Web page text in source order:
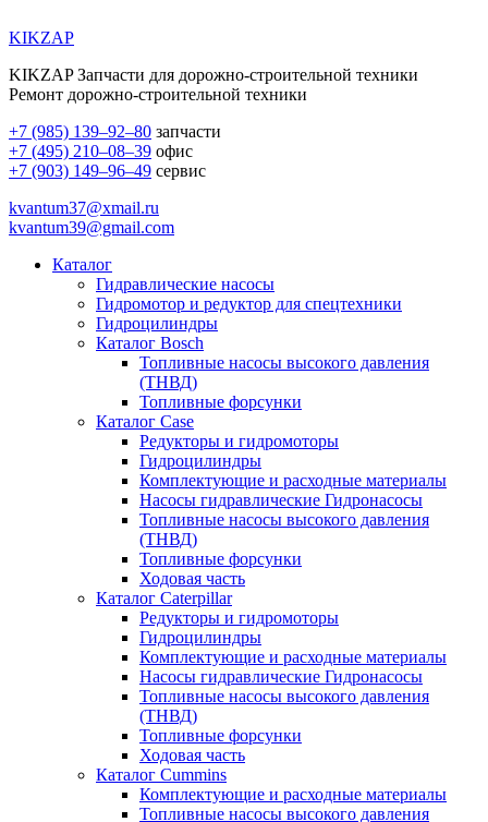
KIKZAP
KIKZAP Запчасти для дорожно-строительной техники
Ремонт дорожно-строительной техники
+7 (985) 139–92–80 запчасти
+7 (495) 210–08–39 офис
+7 (903) 149–96–49 сервис
kvantum37@xmail.ru
kvantum39@gmail.com
Каталог
Гидравлические насосы
Гидромотор и редуктор для спецтехники
Гидроцилиндры
Каталог Bosch
Топливные насосы высокого давления
(ТНВД)
Топливные форсунки
Каталог Case
Редукторы и гидромоторы
Гидроцилиндры
Комплектующие и расходные материалы
Насосы гидравлические Гидронасосы
Топливные насосы высокого давления
(ТНВД)
Топливные форсунки
Ходовая часть
Каталог Caterpillar
Редукторы и гидромоторы
Гидроцилиндры
Комплектующие и расходные материалы
Насосы гидравлические Гидронасосы
Топливные насосы высокого давления
(ТНВД)
Топливные форсунки
Ходовая часть
Каталог Cummins
Комплектующие и расходные материалы
Топливные насосы высокого давления